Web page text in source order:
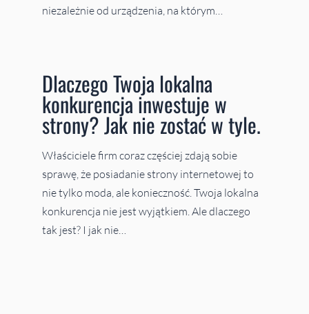
niezależnie od urządzenia, na którym…
Dlaczego Twoja lokalna
konkurencja inwestuje w
strony? Jak nie zostać w tyle.
Właściciele firm coraz częściej zdają sobie
sprawę, że posiadanie strony internetowej to
nie tylko moda, ale konieczność. Twoja lokalna
konkurencja nie jest wyjątkiem. Ale dlaczego
tak jest? I jak nie…